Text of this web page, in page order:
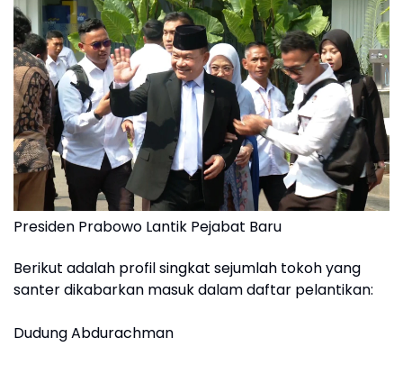
Presiden Prabowo Lantik Pejabat Baru
Berikut adalah profil singkat sejumlah tokoh yang
santer dikabarkan masuk dalam daftar pelantikan:
Dudung Abdurachman